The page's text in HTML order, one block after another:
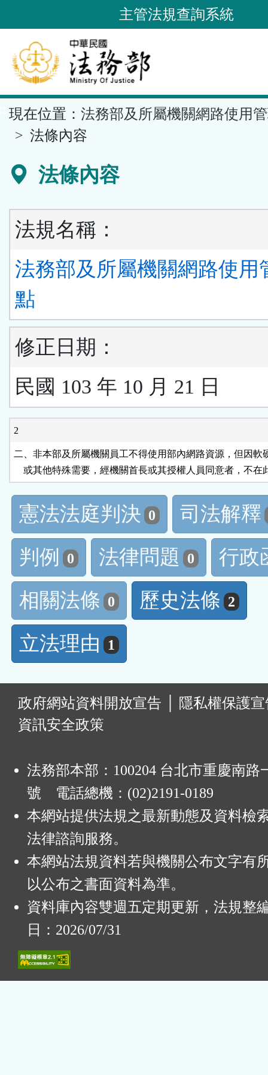
到
要
內
容
區
塊
主管法規查詢系統
現在位置： 法務部及所屬機關網路使用
法條內容
法條內容
法規名稱：
法務部及所屬機關網路使用
點
修正日期：
民國 103 年 10 月 21 日
2
二、非本部及所屬機關員工不得使用部內網路資源，但因軟
或其他特殊需要，經機關首長或其授權人員同意者，不在
憲法法庭判決 0
司法解釋
判例
0 法律問題 0
行政
相關法條 0 歷史法條 2
立法理由 1
政府網站資料開放宣告
隱私權保護
資訊安全政策
法務部本部：100204 台北市重慶南路
號 電話總機：(02)2191-0189
本網站提供法規之最新動態及資料檢
法律諮詢服務。
本網站法規資料若與機關公布文字有
以公布之書面資料為準。
資料庫內容雙週五定期更新，法規整
日：2026/07/31